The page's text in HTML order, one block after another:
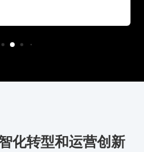
化转型和运营创新